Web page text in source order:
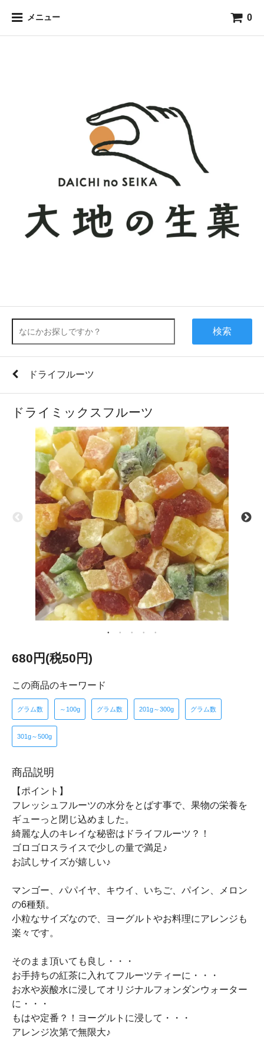
メニュー 0
検索
ドライフルーツ
ドライミックスフルーツ
680円(税50円)
この商品のキーワード
グラム数 ～100g グラム数 201g～300g グラム数
301g～500g
商品説明
【ポイント】
フレッシュフルーツの水分をとばす事で、果物の栄養を
ギューっと閉じ込めました。
綺麗な人のキレイな秘密はドライフルーツ？！
ゴロゴロスライスで少しの量で満足♪
お試しサイズが嬉しい♪
マンゴー、パパイヤ、キウイ、いちご、パイン、メロン
の6種類。
小粒なサイズなので、ヨーグルトやお料理にアレンジも
楽々です。
そのまま頂いても良し・・・
お手持ちの紅茶に入れてフルーツティーに・・・
お水や炭酸水に浸してオリジナルフォンダンウォーター
に・・・
もはや定番？！ヨーグルトに浸して・・・
アレンジ次第で無限大♪